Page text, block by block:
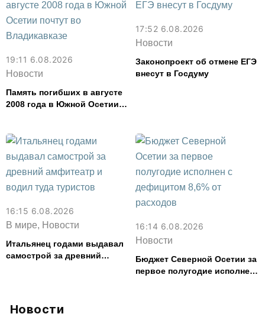
Новости
19:11 6.08.2026
Новости
Память погибших в августе
2008 года в Южной Осетии
17:52 6.08.2026
Новости
Законопроект об отмене ЕГЭ
внесут в Госдуму
16:15 6.08.2026
В мире, Новости
Итальянец годами выдавал
самострой за древний
16:14 6.08.2026
Новости
Бюджет Северной Осетии за
первое полугодие исполнен